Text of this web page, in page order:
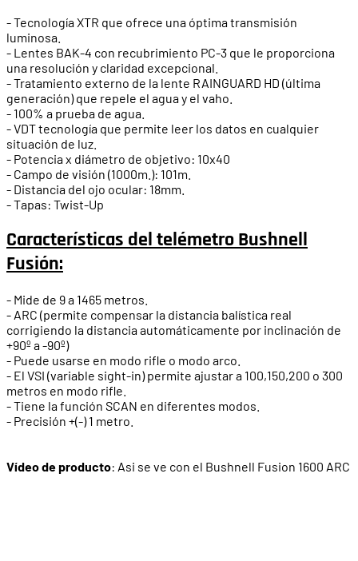
- Tecnología XTR que ofrece una óptima transmisión
luminosa.
- Lentes BAK-4 con recubrimiento PC-3 que le proporciona
una resolución y claridad excepcional.
- Tratamiento externo de la lente RAINGUARD HD (última
generación) que repele el agua y el vaho.
- 100% a prueba de agua.
- VDT tecnología que permite leer los datos en cualquier
situación de luz.
- Potencia x diámetro de objetivo: 10x40
- Campo de visión (1000m.): 101m.
- Distancia del ojo ocular: 18mm.
- Tapas: Twist-Up
Características del telémetro Bushnell
Fusión:
- Mide de 9 a 1465 metros.
- ARC (permite compensar la distancia balística real
corrigiendo la distancia automáticamente por inclinación de
+90º a -90º)
- Puede usarse en modo rifle o modo arco.
- El VSI (variable sight-in) permite ajustar a 100,150,200 o 300
metros en modo rifle.
- Tiene la función SCAN en diferentes modos.
- Precisión +(-) 1 metro.
Vídeo de producto: Asi se ve con el Bushnell Fusion 1600 ARC